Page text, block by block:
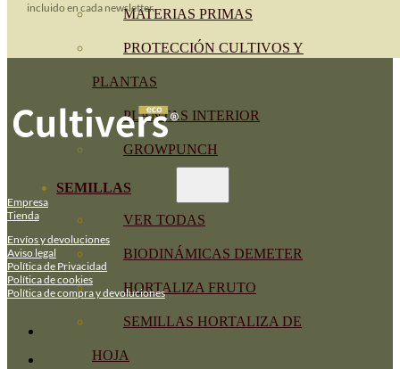
MATERIAS PRIMAS
PROTECCIÓN CULTIVOS Y
PLANTAS
PLANTAS INTERIOR
GROWPUNCH
SEMILLAS
VER TODAS
BIODINÁMICAS DEMETER
HORTALIZA FRUTO
SEMILLAS HORTALIZA DE
HOJA
incluido en cada newsletter.
Empresa
Tienda
Envíos y devoluciones
Aviso legal
Política de Privacidad
Política de cookies
Política de compra y devoluciones